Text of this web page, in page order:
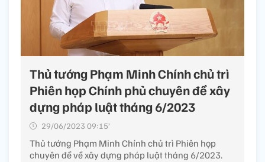
Thủ tướng Phạm Minh Chính chủ trì
Phiên họp Chính phủ chuyên đề xây
dựng pháp luật tháng 6/2023
29/06/2023 09:15’
Thủ tướng Phạm Minh Chính chủ trì Phiên họp
chuyên đề về xây dựng pháp luật tháng 6/2023.